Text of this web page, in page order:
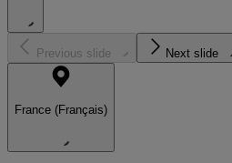
Previous slide Next slide
France (Français)